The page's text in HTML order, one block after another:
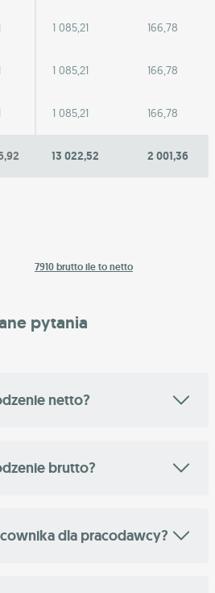
1 085,21 166,78
1 085,21 166,78
1 085,21 166,78
13 022,52 2 001,36
7910 brutto ile to netto
pytania
netto?
brutto?
dla pracodawcy?